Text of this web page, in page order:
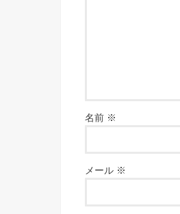
名前 ※
メール ※